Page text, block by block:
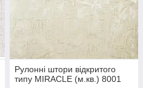
Рулонні штори відкритого
типу MIRACLE (м.кв.) 8001